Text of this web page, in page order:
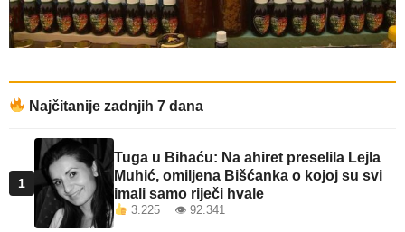
Najčitanije zadnjih 7 dana
1
Tuga u Bihaću: Na ahiret preselila Lejla
Muhić, omiljena Bišćanka o kojoj su svi
imali samo riječi hvale
3.225 👁 92.341